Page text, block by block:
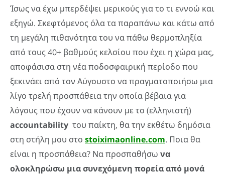
Ίσως να έχω μπερδέψει μερικούς για το τι εννοώ και
εξηγώ. Σκεφτόμενος όλα τα παραπάνω και κάτω από
τη μεγάλη πιθανότητα του να πάθω θερμοπληξία
από τους 40+ βαθμούς κελσίου που έχει η χώρα μας,
αποφάσισα στη νέα ποδοσφαιρική περίοδο που
ξεκινάει από τον Αύγουστο να πραγματοποιήσω μια
λίγο τρελή προσπάθεια την οποία βέβαια για
λόγους που έχουν να κάνουν με το (ελληνιστή)
accountability του παίκτη, θα την εκθέτω δημόσια
στη στήλη μου στο stoiximaonline.com. Ποια θα
είναι η προσπάθεια? Να προσπαθήσω να
ολοκληρώσω μια συνεχόμενη πορεία από μονά